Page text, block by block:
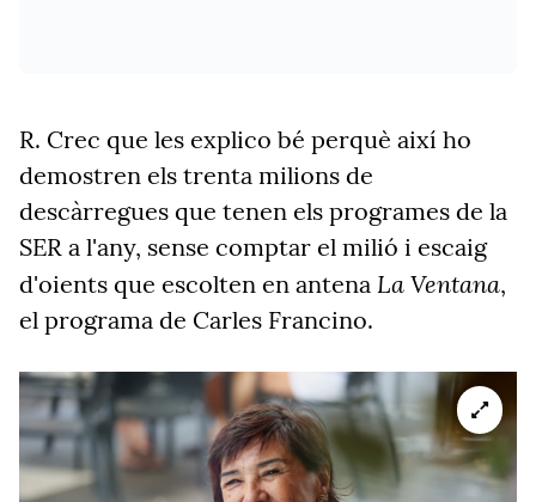
R. Crec que les explico bé perquè així ho
demostren els trenta milions de
descàrregues que tenen els programes de la
SER a l'any, sense comptar el milió i escaig
d'oients que escolten en antena La Ventana,
el programa de Carles Francino.